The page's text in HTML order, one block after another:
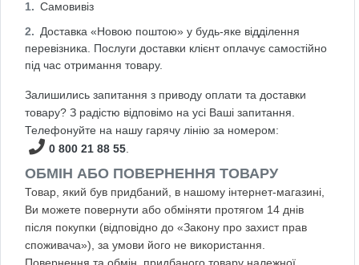
Самовивіз
Доставка «Новою поштою» у будь-яке відділення
перевізника. Послуги доставки клієнт оплачує самостійно
під час отримання товару.
Залишились запитання з приводу оплати та доставки
товару? З радістю відповімо на усі Ваші запитання.
Телефонуйте на нашу гарячу лінію за номером:
0 800 21 88 55
ОБМІН АБО ПОВЕРНЕННЯ ТОВАРУ
Товар, який був придбаний, в нашому інтернет-магазині,
Ви можете повернути або обміняти протягом 14 днів
після покупки (відповідно до «Закону про захист прав
споживача»), за умови його не використання.
Повернення та обмін, придбаного товару належної